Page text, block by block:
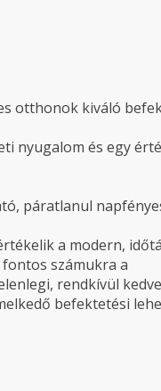
otthonok kiváló
nyugalom és egy
páratlanul
a modern,
számukra a
rendkívül
befektetési